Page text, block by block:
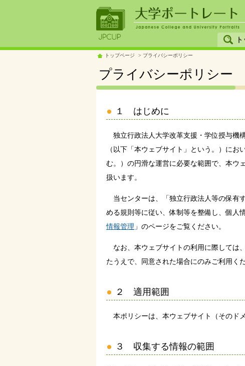
トップページ プライバシーポリシー
プライバシーポリシー
１ はじめに
独立行政法人大学改革支援・学位授与機
（以下「本ウェブサイト」という。）に
む。）の円滑な運営に必要な範囲で、本ウ
扱います。
当センターは、「独立行政法人等の保有
める規則等に従い、体制等を整備し、個人
情報管理 」のページをご覧ください。
なお、本ウェブサイトの利用に際しては
たうえで、同意された場合にのみご利用くだ
２ 適用範囲
本ポリシーは、本ウェブサイト（そのド
３ 収集する情報の範囲